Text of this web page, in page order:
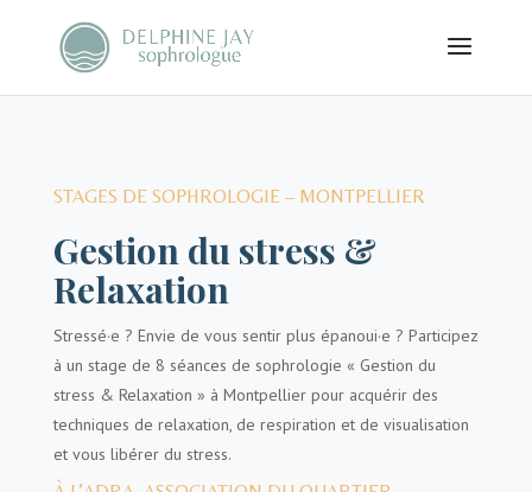
STAGES DE SOPHROLOGIE – MONTPELLIER
Gestion du stress &
Relaxation
Stressé·e ? Envie de vous sentir plus épanoui·e ? Participez
à un stage de 8 séances de sophrologie « Gestion du
stress & Relaxation » à Montpellier pour acquérir des
techniques de relaxation, de respiration et de visualisation
et vous libérer du stress.